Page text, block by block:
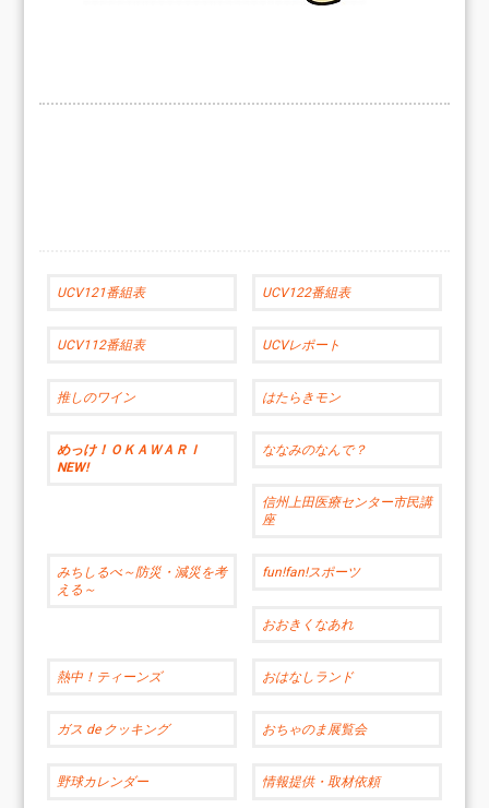
UCV121番組表 UCV122番組表
UCV112番組表 UCVレポート
推しのワイン はたらきモン
めっけ！ＯＫＡＷＡＲＩ
NEW!
ななみのなんで？
信州上田医療センター市民講
座
みちしるべ～防災・減災を考
える～
fun!fan!スポーツ
おおきくなあれ
熱中！ティーンズ おはなしランド
ガス de クッキング おちゃのま展覧会
野球カレンダー 情報提供・取材依頼